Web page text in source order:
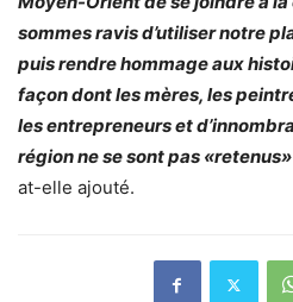
sommes ravis d’utiliser notre
puis rendre hommage aux
façon dont les mères, les
les entrepreneurs et
région ne se sont pas
at-elle ajouté.